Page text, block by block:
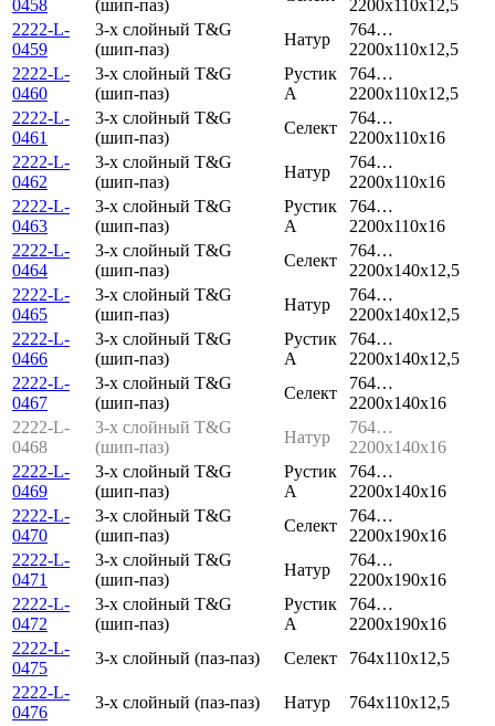
0458 (шип-паз)
2200x110x12,5
2222-L-
0459
3-х слойный T&G
(шип-паз)
Натур
764…
2200x110x12,5
2222-L-
0460
3-х слойный T&G
(шип-паз)
Рустик
А
764…
2200x110x12,5
2222-L-
0461
3-х слойный T&G
(шип-паз)
Селект
764…
2200x110x16
2222-L-
0462
3-х слойный T&G
(шип-паз)
Натур
764…
2200x110x16
2222-L-
0463
3-х слойный T&G
(шип-паз)
Рустик
А
764…
2200x110x16
2222-L-
0464
3-х слойный T&G
(шип-паз)
Селект
764…
2200x140x12,5
2222-L-
0465
3-х слойный T&G
(шип-паз)
Натур
764…
2200x140x12,5
2222-L-
0466
3-х слойный T&G
(шип-паз)
Рустик
А
764…
2200x140x12,5
2222-L-
0467
3-х слойный T&G
(шип-паз)
Селект
764…
2200x140x16
2222-L-
0468
3-х слойный T&G
(шип-паз)
Натур
764…
2200x140x16
2222-L-
0469
3-х слойный T&G
(шип-паз)
Рустик
А
764…
2200x140x16
2222-L-
0470
3-х слойный T&G
(шип-паз)
Селект
764…
2200x190x16
2222-L-
0471
3-х слойный T&G
(шип-паз)
Натур
764…
2200x190x16
2222-L-
0472
3-х слойный T&G
(шип-паз)
Рустик
А
764…
2200x190x16
2222-L-
0475
3-х слойный (паз-паз) Селект
764x110x12,5
2222-L-
0476
3-х слойный (паз-паз) Натур
764x110x12,5